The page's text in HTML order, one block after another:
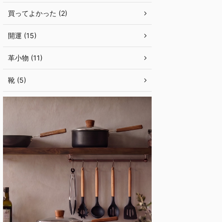
買ってよかった (2)
開運 (15)
革小物 (11)
靴 (5)